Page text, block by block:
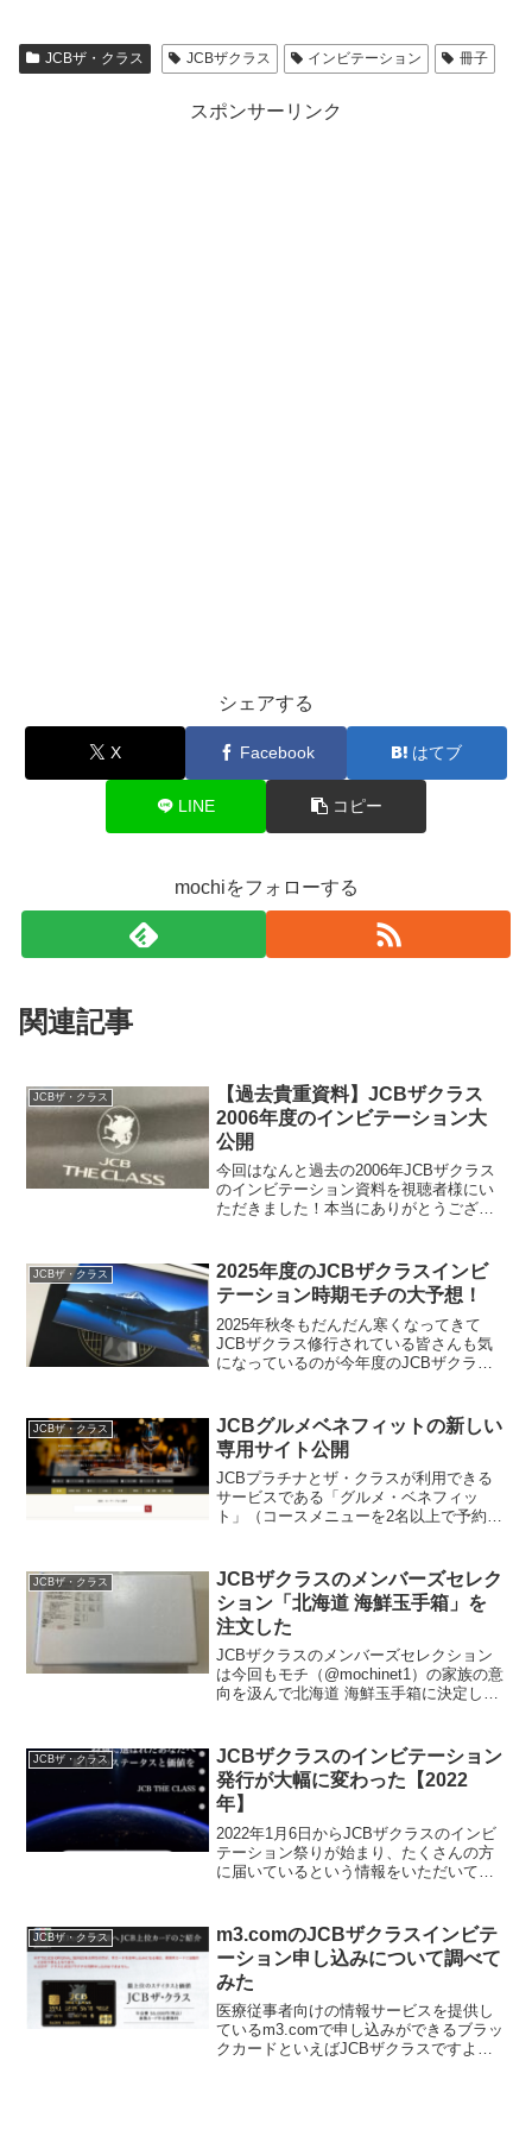
JCBザ・クラス JCBザクラス インビテーション 冊子
スポンサーリンク
シェアする
X Facebook はてブ
LINE コピー
mochiをフォローする
関連記事
JCBザ・クラス
【過去貴重資料】JCBザクラス
2006年度のインビテーション大
公開
今回はなんと過去の2006年JCBザクラス
のインビテーション資料を視聴者様にい
ただきました！本当にありがとうござい
開くのにも緊張しましたが、せっかくな
のでモチ（@mo...
JCBザ・クラス
2025年度のJCBザクラスインビ
テーション時期モチの大予想！
2025年秋冬もだんだん寒くなってきて
JCBザクラス修行されている皆さんも気
になっているのが今年度のJCBザクラス
JCBザクラスのインビテーション時期を
今回も予想をし...
JCBザ・クラス
JCBグルメベネフィットの新しい
専用サイト公開
JCBプラチナとザ・クラスが利用できる
サービスである「グルメ・ベネフィッ
ト」（コースメニューを2名以上で予約す
オンラインでいつでも店舗を探すことが
できますし、検索もか...
JCBザ・クラス
JCBザクラスのメンバーズセレク
ション「北海道 海鮮玉手箱」を
注文した
JCBザクラスのメンバーズセレクション
は今回もモチ（@mochinet1）の家族の意
向を汲んで北海道 海鮮玉手箱に決定しま
に京都モリタ屋 国産黒毛和牛ステーキセ
ットとハ...
JCBザ・クラス
JCBザクラスのインビテーション
発行が大幅に変わった【2022
年】
2022年1月6日からJCBザクラスのインビ
テーション祭りが始まり、たくさんの方
に届いているという情報をいただいてお
りました。モチ（@mochinet1）も色々と
調べ...
JCBザ・クラス
m3.comのJCBザクラスインビテ
ーション申し込みについて調べて
みた
医療従事者向けの情報サービスを提供し
ているm3.comで申し込みができるブラッ
クカードといえばJCBザクラスですよ